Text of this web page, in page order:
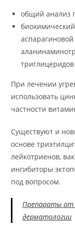
общий анализ
При лечении
использовать
частности
Существуют и
основе
лейкотриенов,
ингибиторы
под вопросом.
Препараты от
дерматологии